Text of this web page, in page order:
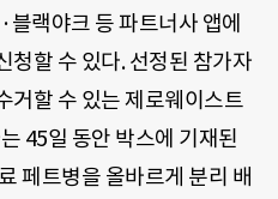
랙야크 등 파트너사 앱에
청할 수 있다. 선정된 참가자
거할 수 있는 제로웨이스트
45일 동안 박스에 기재된
페트병을 올바르게 분리 배